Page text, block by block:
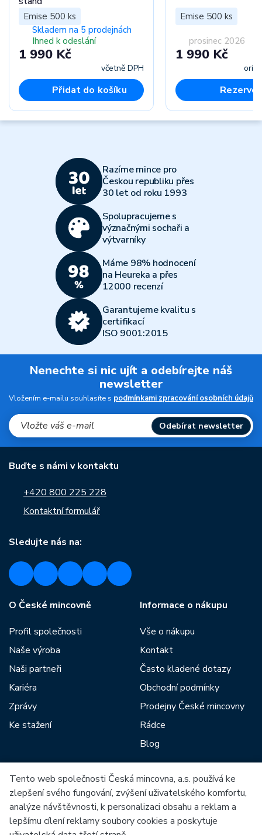
Emise 500 ks
Skladem na 5 prodejnách
Ihned k odeslání
1 990 Kč
včetně DPH
Přidat do košíku
Emise 500 ks
prosinec 2026
1 990 Kč
Razíme mince pro
Českou republiku přes
30 let od roku 1993
Spolupracujeme s
význačnými sochaři a
výtvarníky
Máme 98% hodnocení
na Heureka a přes
12000 recenzí
Garantujeme kvalitu s
certifikací
ISO 9001:2015
Nenechte si nic ujít a odebírejte náš
newsletter
Vložením e-mailu souhlasíte s podmínkami zpracování osobních údajů
Odebírat newsletter
Buďte s námi v kontaktu
+420 800 225 228
Kontaktní formulář
Sledujte nás na:
O České mincovně
Profil společnosti
Naše výroba
Naši partneři
Kariéra
Zprávy
Ke stažení
Informace o nákupu
Vše o nákupu
Kontakt
Často kladené dotazy
Obchodní podmínky
Prodejny České mincovny
Rádce
Blog
Mezi naše partnery patří:
Tento web společnosti Česká mincovna, a.s. používá ke
zlepšení svého fungování, zvýšení uživatelského komfortu,
analýze návštěvnosti, k personalizaci obsahu a reklam a
lepšímu cílení reklamy soubory cookies a poskytuje